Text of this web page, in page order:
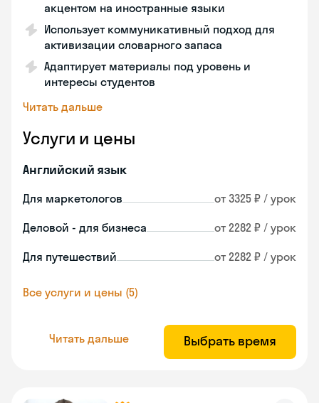
акцентом на иностранные языки
Использует коммуникативный подход для
активизации словарного запаса
Адаптирует материалы под уровень и
интересы студентов
Читать дальше
Услуги и цены
Английский язык
Для маркетологов от 3325 ₽ / урок
Деловой - для бизнеса от 2282 ₽ / урок
Для путешествий от 2282 ₽ / урок
Все услуги и цены (5)
Читать дальше Выбрать время